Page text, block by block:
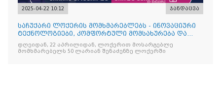
2025-04-22 10:12 ჯანდაცვა
საჩუქარი ლოქერის მომხმარებლებს - ინოვაციური
ტექნოლოგიები, კომფორტული მომსახურება და
ყოველთვის სარგებ
დღეიდან, 22 აპრილიდან, ლოქერით მოსარგებლე
მომხმარებელს 50 ლარიან შენაძენზე ლოქერში